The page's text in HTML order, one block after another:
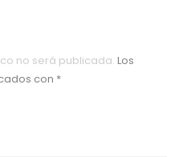
no será publicada. Los
con *